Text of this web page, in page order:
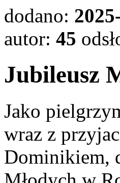
dodano:
autor: 45
Jubileusz
Jako
wraz z
Dominikiem,